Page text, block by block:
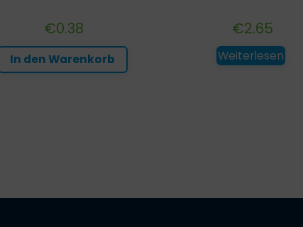
€0.38
In den Warenkorb
€2.65
Weiterlesen